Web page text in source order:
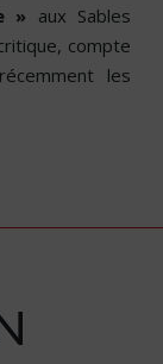
» aux Sables
compte
les